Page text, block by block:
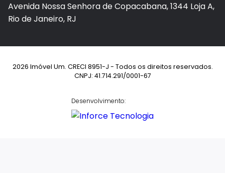
Avenida Nossa Senhora de Copacabana, 1344 Loja A,
Rio de Janeiro, RJ
2026 Imóvel Um. CRECI 8951-J - Todos os direitos reservados.
CNPJ: 41.714.291/0001-67
Desenvolvimento: